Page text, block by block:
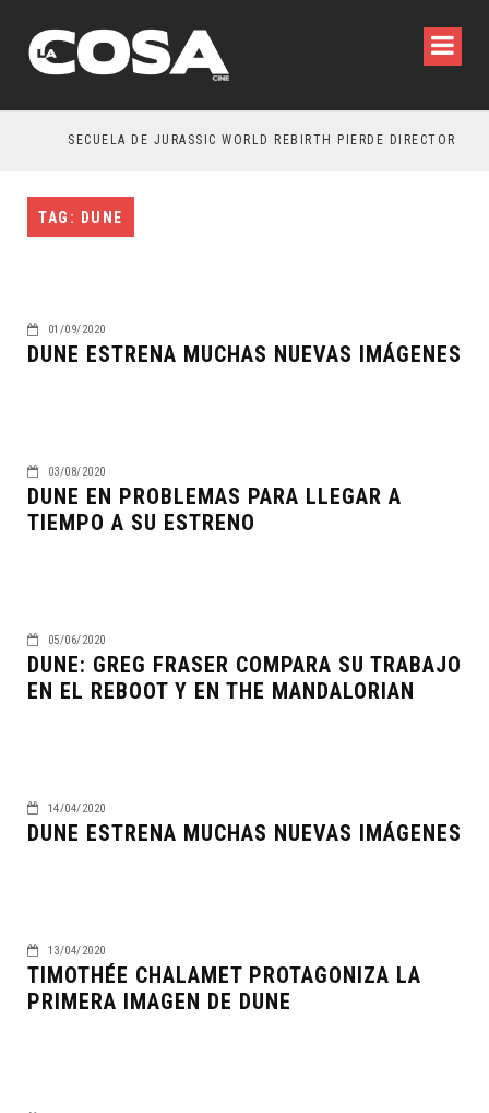
SECUELA DE JURASSIC WORLD REBIRTH PIERDE DIRECTOR
TAG: DUNE
01/09/2020
DUNE ESTRENA MUCHAS NUEVAS IMÁGENES
03/08/2020
DUNE EN PROBLEMAS PARA LLEGAR A
TIEMPO A SU ESTRENO
05/06/2020
DUNE: GREG FRASER COMPARA SU TRABAJO
EN EL REBOOT Y EN THE MANDALORIAN
14/04/2020
DUNE ESTRENA MUCHAS NUEVAS IMÁGENES
13/04/2020
TIMOTHÉE CHALAMET PROTAGONIZA LA
PRIMERA IMAGEN DE DUNE